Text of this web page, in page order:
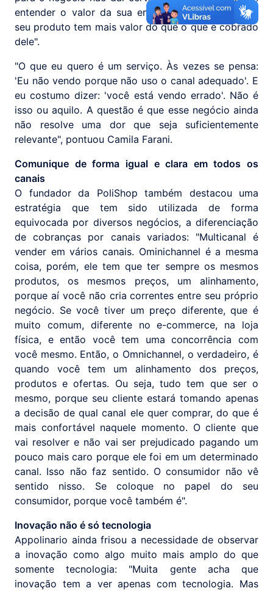
entender o valor da sua empresa, entender que o
seu produto tem mais valor do que o que é cobrado
dele".
"O que eu quero é um serviço. Às vezes se pensa:
'Eu não vendo porque não uso o canal adequado'. E
eu costumo dizer: 'você está vendo errado'. Não é
isso ou aquilo. A questão é que esse negócio ainda
não resolve uma dor que seja suficientemente
relevante", pontuou Camila Farani.
Comunique de forma igual e clara em todos os
canais
O fundador da PoliShop também destacou uma
estratégia que tem sido utilizada de forma
equivocada por diversos negócios, a diferenciação
de cobranças por canais variados: "Multicanal é
vender em vários canais. Ominichannel é a mesma
coisa, porém, ele tem que ter sempre os mesmos
produtos, os mesmos preços, um alinhamento,
porque aí você não cria correntes entre seu próprio
negócio. Se você tiver um preço diferente, que é
muito comum, diferente no e-commerce, na loja
física, e então você tem uma concorrência com
você mesmo. Então, o Omnichannel, o verdadeiro, é
quando você tem um alinhamento dos preços,
produtos e ofertas. Ou seja, tudo tem que ser o
mesmo, porque seu cliente estará tomando apenas
a decisão de qual canal ele quer comprar, do que é
mais confortável naquele momento. O cliente que
vai resolver e não vai ser prejudicado pagando um
pouco mais caro porque ele foi em um determinado
canal. Isso não faz sentido. O consumidor não vê
sentido nisso. Se coloque no papel do seu
consumidor, porque você também é".
Inovação não é só tecnologia
Appolinario ainda frisou a necessidade de observar
a inovação como algo muito mais amplo do que
somente tecnologia: "Muita gente acha que
inovação tem a ver apenas com tecnologia. Mas